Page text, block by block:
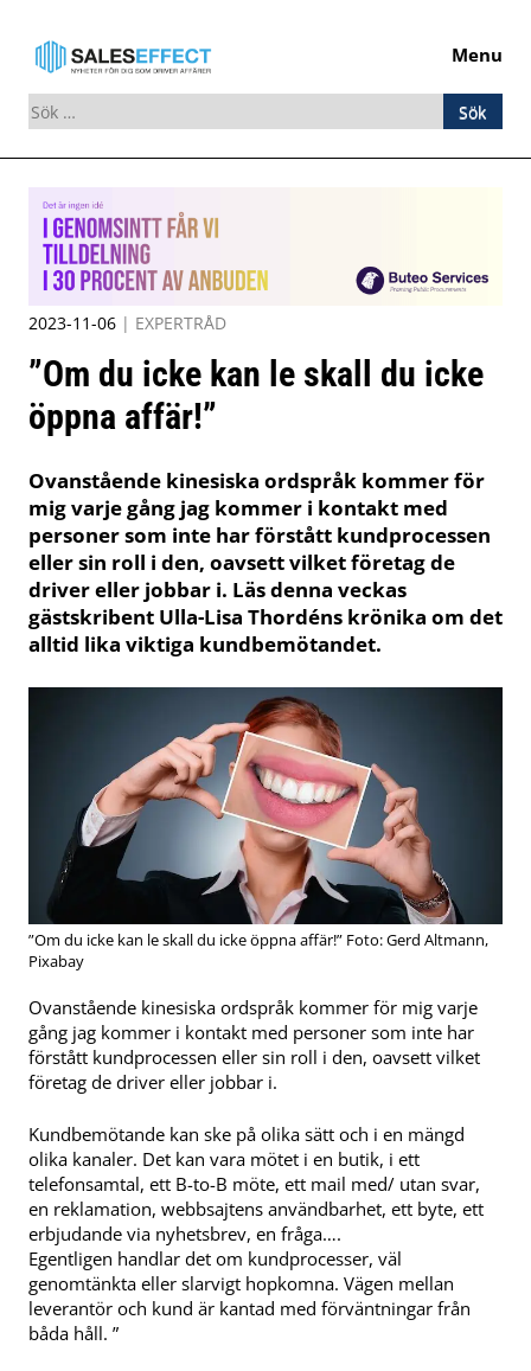
Menu
Sök
efter:
Skip
to
content
2023-11-06 | EXPERTRÅD
”Om du icke kan le skall du icke
öppna affär!”
Ovanstående kinesiska ordspråk kommer för
mig varje gång jag kommer i kontakt med
personer som inte har förstått kundprocessen
eller sin roll i den, oavsett vilket företag de
driver eller jobbar i. Läs denna veckas
gästskribent Ulla-Lisa Thordéns krönika om det
alltid lika viktiga kundbemötandet.
”Om du icke kan le skall du icke öppna affär!” Foto: Gerd Altmann,
Pixabay
Ovanstående kinesiska ordspråk kommer för mig varje
gång jag kommer i kontakt med personer som inte har
förstått kundprocessen eller sin roll i den, oavsett vilket
företag de driver eller jobbar i.
Kundbemötande kan ske på olika sätt och i en mängd
olika kanaler. Det kan vara mötet i en butik, i ett
telefonsamtal, ett B-to-B möte, ett mail med/ utan svar,
en reklamation, webbsajtens användbarhet, ett byte, ett
erbjudande via nyhetsbrev, en fråga….
Egentligen handlar det om kundprocesser, väl
genomtänkta eller slarvigt hopkomna. Vägen mellan
leverantör och kund är kantad med förväntningar från
båda håll. ”